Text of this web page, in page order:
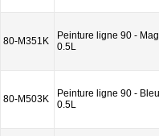
80-M351K
Peinture ligne 90 -
0.5L
80-M503K
Peinture ligne 90 -
0.5L